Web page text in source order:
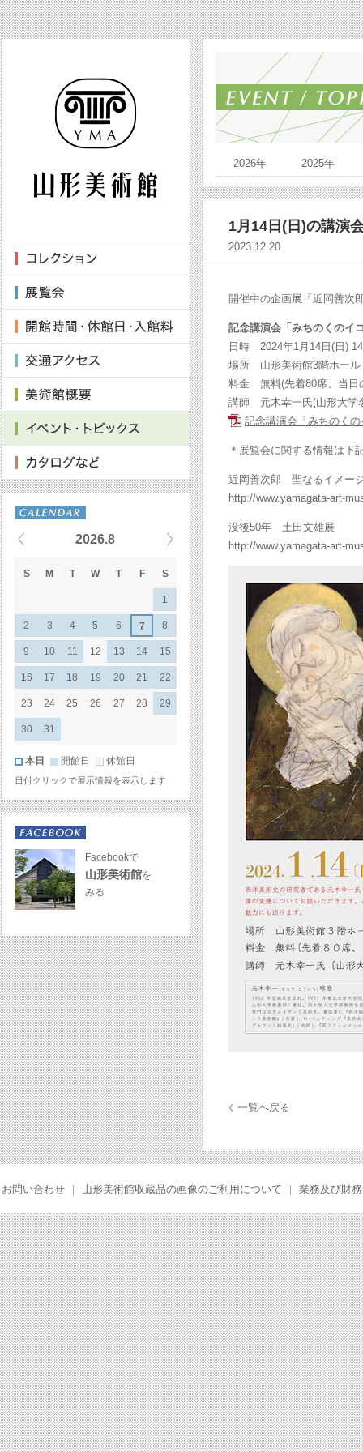
2026.8
S M T W T F S
1
2 3 4 5 6 7 8
9 10 11 12 13 14 15
16 17 18 19 20 21 22
23 24 25 26 27 28 29
30 31
本日 開館日 休館日
日付クリックで展示情報を表示します
Facebookで
山形美術館を
みる
2026年 2025年
1月14日(日)の講演
2023.12.20
開催中の企画展「近岡善次
記念講演会「みちのくのイ
日時 2024年1月14日(日)
場所 山形美術館3階ホール
料金 無料(先着80席、当日
講師 元木幸一氏(山形大学
記念講演会「みちのく
＊展覧会に関する情報は下
近岡善次郎 聖なるイメー
http://www.yamagata-art-
没後50年 土田文雄展
http://www.yamagata-art-
一覧へ戻る
お問い合わせ 山形美術館収蔵品の画像のご利用について 業務及び財